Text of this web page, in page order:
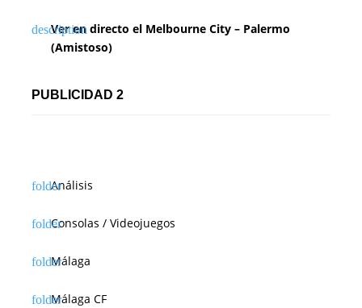
e
d
a
Ver en directo el Melbourne City – Palermo
(Amistoso)
PUBLICIDAD 2
Análisis
Consolas / Videojuegos
Málaga
Málaga CF